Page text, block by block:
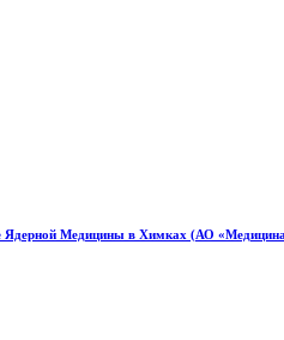
Ядерной Медицины в Химках (АО